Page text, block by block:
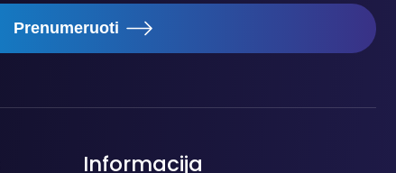
Prenumeruoti
Informacija